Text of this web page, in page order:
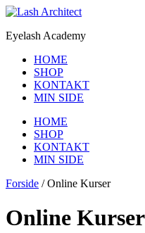
Videre
indhold
Eyelash Academy
HOME
SHOP
KONTAKT
MIN SIDE
Menu
HOME
SHOP
KONTAKT
MIN SIDE
Forside / Online Kurser
Online Kurser